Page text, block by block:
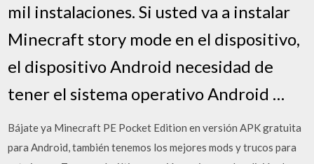
mil instalaciones. Si usted va a instalar
Minecraft story mode en el dispositivo,
el dispositivo Android necesidad de
tener el sistema operativo Android …
Bájate ya Minecraft PE Pocket Edition en versión APK gratuita
para Android, también tenemos los mejores mods y trucos para